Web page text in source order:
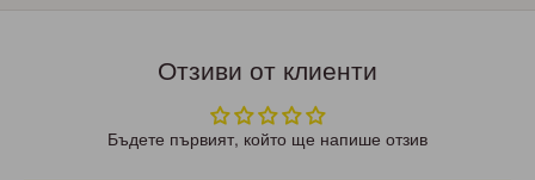
Отзиви от клиенти
Бъдете първият, който ще напише отзив